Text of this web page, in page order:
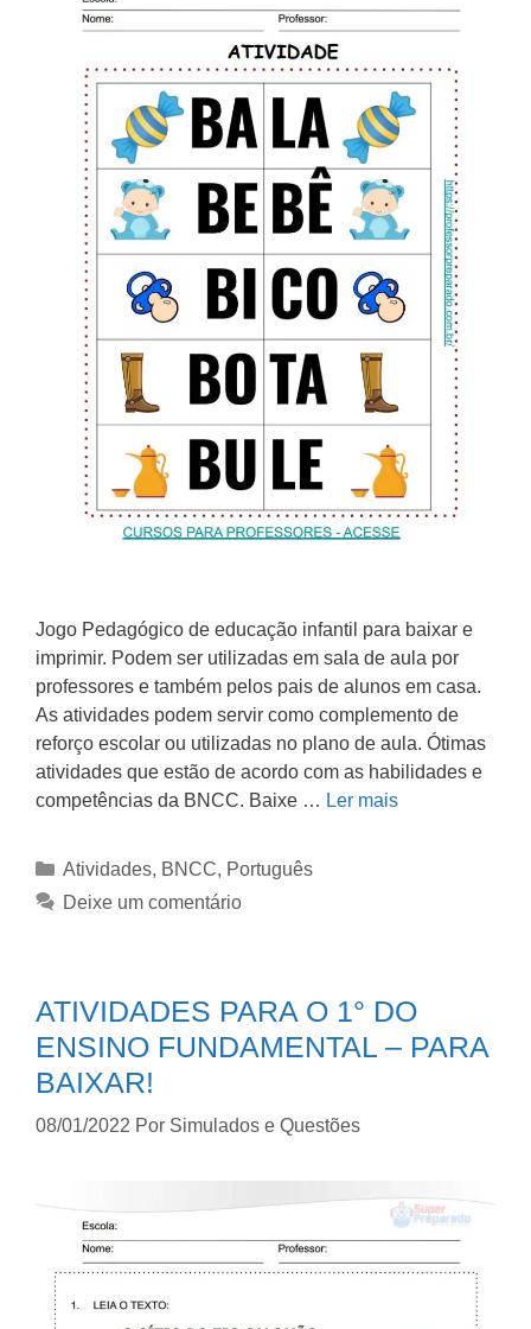
Jogo Pedagógico de educação infantil para baixar e
imprimir. Podem ser utilizadas em sala de aula por
professores e também pelos pais de alunos em casa.
As atividades podem servir como complemento de
reforço escolar ou utilizadas no plano de aula. Ótimas
atividades que estão de acordo com as habilidades e
competências da BNCC. Baixe … Ler mais
Atividades, BNCC, Português
Deixe um comentário
ATIVIDADES PARA O 1° DO
ENSINO FUNDAMENTAL – PARA
BAIXAR!
08/01/2022 Por Simulados e Questões